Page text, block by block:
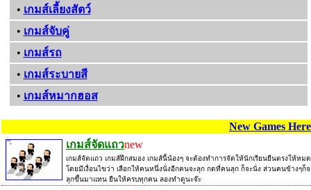
• เกมส์เลี้ยงสัตว์
• เกมส์จับคู่
• เกมส์รถ
• เกมส์ระบายสี
• เกมส์หมากฮอส
New Games
เกมส์จัดแถวnew
เกมส์จัดแถว เกมส์ฝึกสมอง เกมส์นี้น้องๆ จะต้องทำการจัดให้นักเรียนยืนตรงให้หมด
โดยมีเงื่อนไขว่า เลือกให้คนหนึ่งนั่งอีกคนจะลุก กดที่คนลุก ก็จะนั่ง ส่วนคนข้างๆก็จ
ลุกขึ้นมาแทน ยืนให้ครบทุกคน ลองทำดูนะจ๊ะ